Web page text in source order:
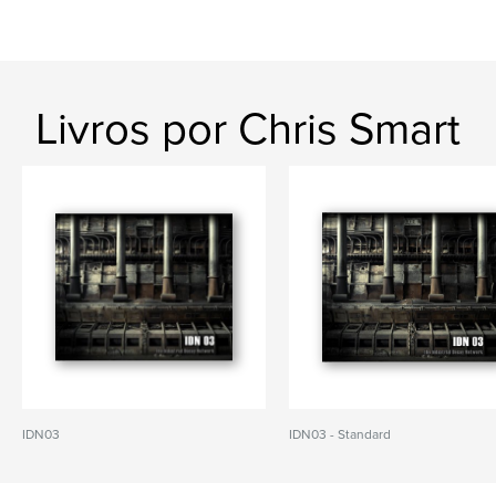
Livros por Chris Smart
IDN03 IDN03 - Standard